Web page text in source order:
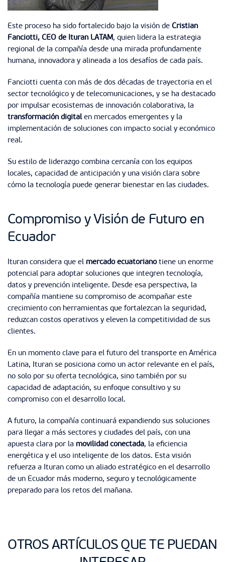
Este proceso ha sido fortalecido bajo la visión de Cristian
Fanciotti, CEO de Ituran LATAM , quien lidera la estrategia
regional de la compañía desde una mirada profundamente
humana, innovadora y alineada a los desafíos de cada país.
Fanciotti cuenta con más de dos décadas de trayectoria en el
sector tecnológico y de telecomunicaciones, y se ha destacado
por impulsar ecosistemas de innovación colaborativa, la
transformación digitalen mercados emergentes y la
implementación de soluciones con impacto social y económico
real.
Su estilo de liderazgo combina cercanía con los equipos
locales, capacidad de anticipación y una visión clara sobre
cómo la tecnología puede generar bienestar en las ciudades.
Compromiso y Visión de Futuro en
Ecuador
Ituran considera que el mercado ecuatorianotiene un enorme
potencial para adoptar soluciones que integren tecnología,
datos y prevención inteligente. Desde esa perspectiva, la
compañía mantiene su compromiso de acompañar este
crecimiento con herramientas que fortalezcan la seguridad,
reduzcan costos operativos y eleven la competitividad de sus
clientes.
En un momento clave para el futuro del transporte en América
Latina, Ituran se posiciona como un actor relevante en el país,
no solo por su oferta tecnológica, sino también por su
capacidad de adaptación, su enfoque consultivo y su
compromiso con el desarrollo local.
A futuro, la compañía continuará expandiendo sus soluciones
para llegar a más sectores y ciudades del país, con una
apuesta clara por la movilidad conectada, la eficiencia
energética y el uso inteligente de los datos. Esta visión
refuerza a Ituran como un aliado estratégico en el desarrollo
de un Ecuador más moderno, seguro y tecnológicamente
preparado para los retos del mañana.
OTROS ARTÍCULOS QUE TE PUEDAN